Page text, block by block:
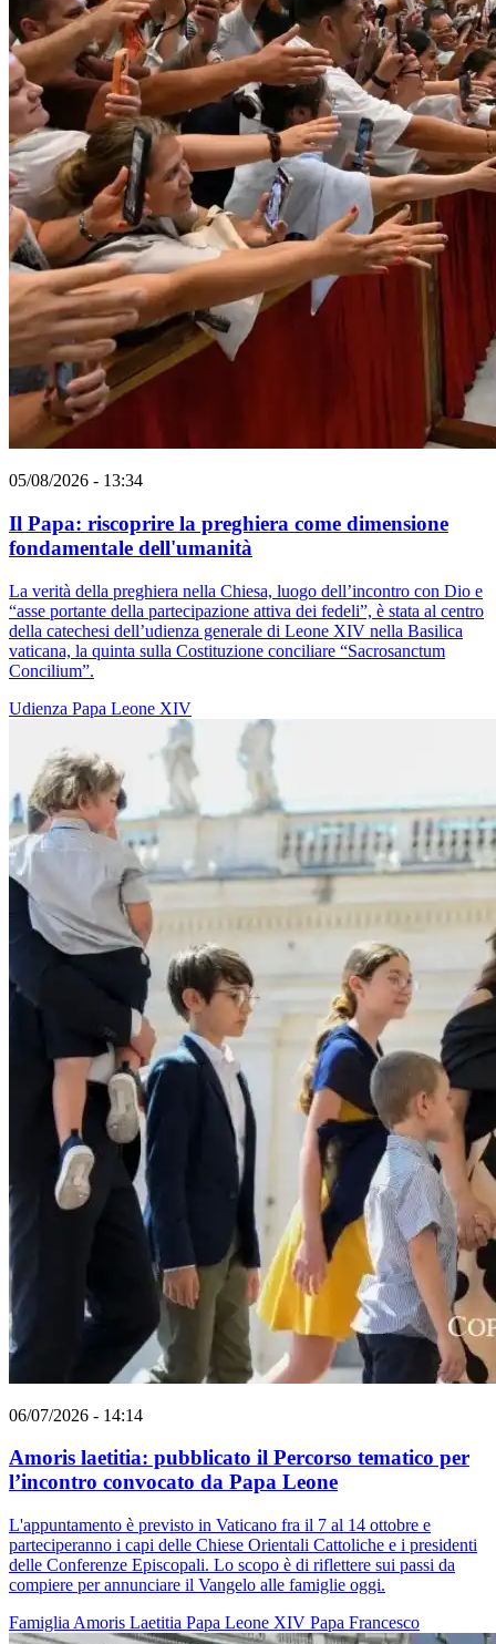
05/08/2026 - 13:34
Il Papa: riscoprire la preghiera come dimensione
fondamentale dell'umanità
La verità della preghiera nella Chiesa, luogo dell’incontro con Dio e
“asse portante della partecipazione attiva dei fedeli”, è stata al centro
della catechesi dell’udienza generale di Leone XIV nella Basilica
vaticana, la quinta sulla Costituzione conciliare “Sacrosanctum
Concilium”.
Udienza Papa Leone XIV
06/07/2026 - 14:14
Amoris laetitia: pubblicato il Percorso tematico per
l’incontro convocato da Papa Leone
L'appuntamento è previsto in Vaticano fra il 7 al 14 ottobre e
parteciperanno i capi delle Chiese Orientali Cattoliche e i presidenti
delle Conferenze Episcopali. Lo scopo è di riflettere sui passi da
compiere per annunciare il Vangelo alle famiglie oggi.
Famiglia Amoris Laetitia Papa Leone XIV Papa Francesco